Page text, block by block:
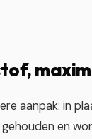
aanpak: in
en